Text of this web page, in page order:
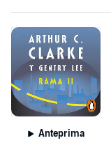
Anteprima